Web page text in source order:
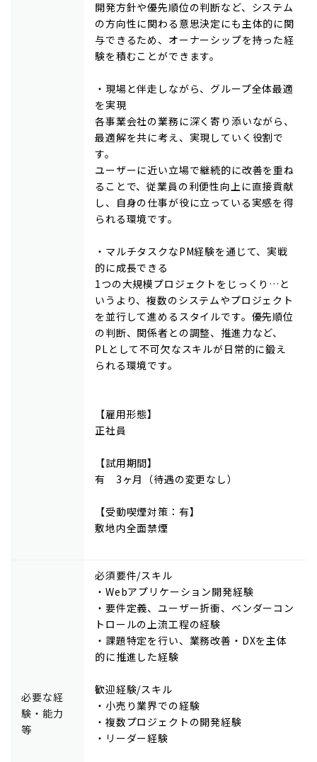
開発方針や優先順位の判断など、システム
の方向性に関わる意思決定にも主体的に関
与できるため、オーナーシップを持った経
験を積むことができます。
・現場と伴走しながら、グループ全体最適
を実現
各事業会社の業務に深く寄り添いながら、
最適解を共に考え、実現していく役割で
す。
ユーザーに近い立場で継続的に改善を重ね
ることで、従業員の利便性向上に直接貢献
し、自身の仕事が役に立っている実感を得
られる環境です。
・マルチタスクなPM経験を通じて、実戦
的に成長できる
1つの大規模プロジェクトをじっくり…と
いうより、複数のシステムやプロジェクト
を並行して進めるスタイルです。優先順位
の判断、関係者との調整、推進力など、
PLとして不可欠なスキルが日常的に鍛え
られる環境です。
【雇用形態】
正社員
【試用期間】
有 3ヶ月（待遇の変更なし）
【受動喫煙対策：有】
敷地内全面禁煙
必要な経
験・能力
等
必須要件/スキル
・Webアプリケーション開発経験
・要件定義、ユーザー折衝、ベンダーコン
トロールの上流工程の経験
・課題特定を行い、業務改善・DXを主体
的に推進した経験
歓迎経験/スキル
・小売り業界での経験
・複数プロジェクトの開発経験
・リーダー経験